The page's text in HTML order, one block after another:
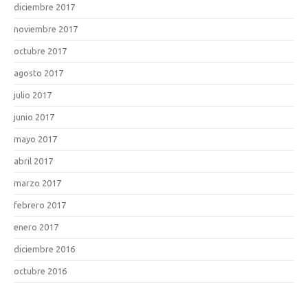
diciembre 2017
noviembre 2017
octubre 2017
agosto 2017
julio 2017
junio 2017
mayo 2017
abril 2017
marzo 2017
febrero 2017
enero 2017
diciembre 2016
octubre 2016